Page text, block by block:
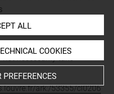
necessarily take
ark:/53355/cl0206
ALL
COOKIES